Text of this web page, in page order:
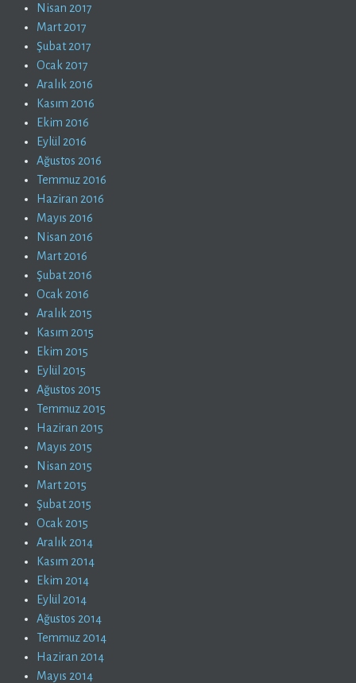
Nisan 2017
Mart 2017
Şubat 2017
Ocak 2017
Aralık 2016
Kasım 2016
Ekim 2016
Eylül 2016
Ağustos 2016
Temmuz 2016
Haziran 2016
Mayıs 2016
Nisan 2016
Mart 2016
Şubat 2016
Ocak 2016
Aralık 2015
Kasım 2015
Ekim 2015
Eylül 2015
Ağustos 2015
Temmuz 2015
Haziran 2015
Mayıs 2015
Nisan 2015
Mart 2015
Şubat 2015
Ocak 2015
Aralık 2014
Kasım 2014
Ekim 2014
Eylül 2014
Ağustos 2014
Temmuz 2014
Haziran 2014
Mayıs 2014